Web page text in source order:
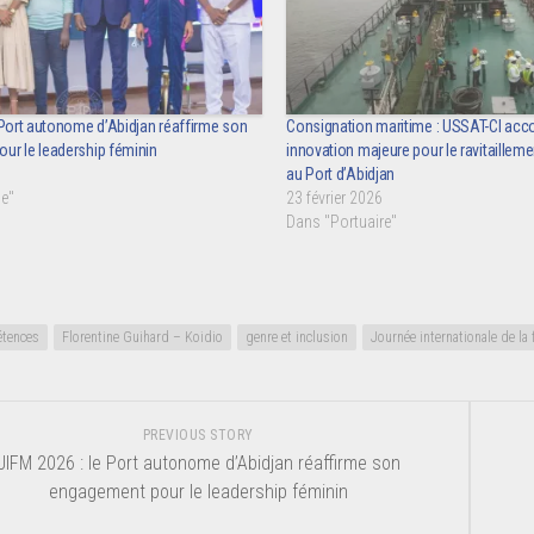
autonome d’Abidjan réaffirme son
le leadership féminin
Consignation maritime : USSAT-CI
innovation majeure pour le
au Port d’Abidjan
23 février 2026
Dans "Portuaire"
Florentine Guihard – Koidio genre et inclusion Journée internationale de la
PREVIOUS STORY
2026 : le Port autonome d’Abidjan réaffirme son
engagement pour le leadership féminin